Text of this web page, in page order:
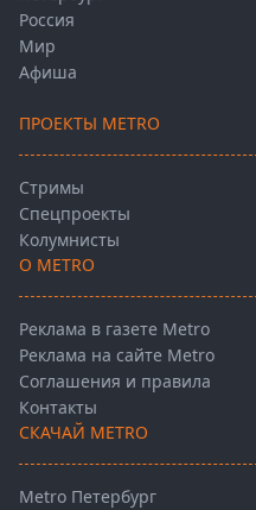
Россия
Мир
Афиша
ПРОЕКТЫ METRO
Стримы
Спецпроекты
Колумнисты
О METRO
Реклама в газете Metro
Реклама на сайте Metro
Соглашения и правила
Контакты
СКАЧАЙ METRO
Metro Петербург